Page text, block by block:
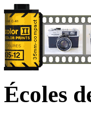
Écoles